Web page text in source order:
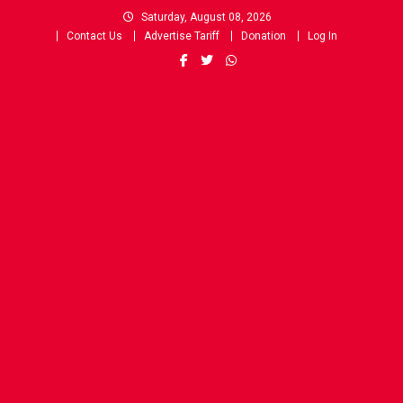
Saturday, August 08, 2026
Contact Us
Advertise Tariff Donation Log In